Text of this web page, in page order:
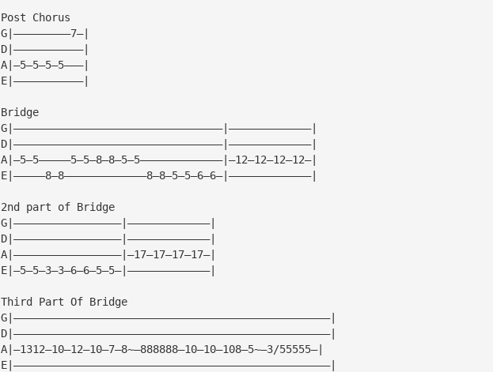
Post Chorus
G|—————————7—|
D|———————————|
A|—5—5—5—5———|
E|———————————|
Bridge
G|—————————————————————————————————|—————————————|
D|—————————————————————————————————|—————————————|
A|—5—5—————5—5—8—8—5—5—————————————|—12—12—12—12—|
E|—————8—8—————————————8—8—5—5—6—6—|—————————————|
2nd part of Bridge
G|—————————————————|—————————————|
D|—————————————————|—————————————|
A|—————————————————|—17—17—17—17—|
E|—5—5—3—3—6—6—5—5—|—————————————|
Third Part Of Bridge
G|——————————————————————————————————————————————————|
D|——————————————————————————————————————————————————|
A|—1312—10—12—10—7—8~—888888—10—10—108—5~—3/55555—|
E|——————————————————————————————————————————————————|